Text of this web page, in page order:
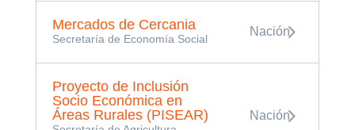
Mercados de Cercania
Secretaría de Economía Social
Nación
Proyecto de Inclusión
Socio Económica en
Áreas Rurales (PISEAR)
Nación